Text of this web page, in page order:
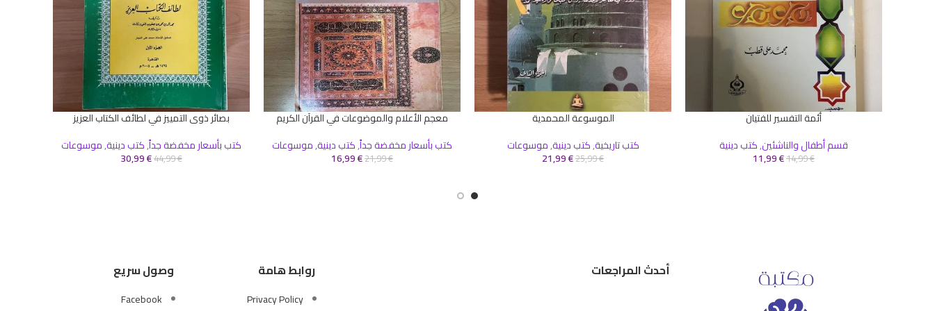
إضافة إلى السلةأئمة التفسير للفتيان
قسم أطفال والناشئين,كتب دينية
14,99€
11,99€
إضافة إلى السلةالموسوعة المحمدية
كتب تاريخية,كتب دينية,موسوعات
25,99€
21,99€
إضافة إلى السلة
معجم الأعلام والموضوعات في القرآن الكريم
كتب بأسعار مخفضة جداً,كتب دينية,موسوعات
21,99€
16,99€
قراءة المزيد
بصائر ذوى التمييز في لطائف الكتاب العزيز
كتب بأسعار مخفضة جداً,كتب دينية,موسوعات
44,99€
30,99€
أحدث المراجعات روابط هامة
Privacy Policy
وصول سريع
Facebook